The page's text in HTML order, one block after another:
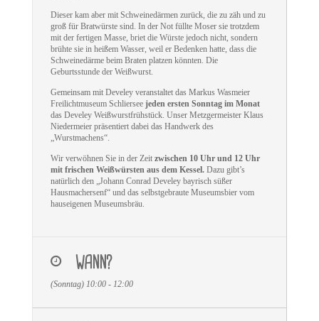
Dieser kam aber mit Schweinedärmen zurück, die zu zäh und zu
groß für Bratwürste sind. In der Not füllte Moser sie trotzdem
mit der fertigen Masse, briet die Würste jedoch nicht, sondern
brühte sie in heißem Wasser, weil er Bedenken hatte, dass die
Schweinedärme beim Braten platzen könnten. Die
Geburtsstunde der Weißwurst.
Gemeinsam mit Develey veranstaltet das Markus Wasmeier
Freilichtmuseum Schlierseejeden ersten Sonntag im Monat
das Develey Weißwurstfrühstück. Unser Metzgermeister Klaus
Niedermeier präsentiert dabei das Handwerk des
„Wurstmachens“.
Wir verwöhnen Sie in der Zeit zwischen 10 Uhr und 12 Uhr
mit frischen Weißwürsten aus dem Kessel.Dazu gibt’s
natürlich den „Johann Conrad Develey bayrisch süßer
Hausmachersenf“ und das selbstgebraute Museumsbier vom
hauseigenen Museumsbräu.
WANN?
(Sonntag) 10:00 - 12:00